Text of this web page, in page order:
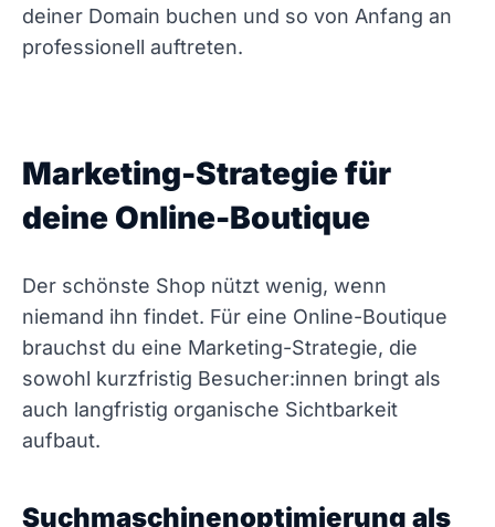
deiner Domain buchen und so von Anfang an
professionell auftreten.
Marketing-Strategie für
deine Online-Boutique
Der schönste Shop nützt wenig, wenn
niemand ihn findet. Für eine Online-Boutique
brauchst du eine Marketing-Strategie, die
sowohl kurzfristig Besucher:innen bringt als
auch langfristig organische Sichtbarkeit
aufbaut.
Suchmaschinenoptimierung als